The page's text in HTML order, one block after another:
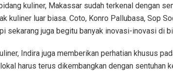
kuliner, Makassar sudah terkenal dengan
kuliner luar biasa. Coto, Konro Pallubasa, Sop
sekarang juga begitu banyak inovasi-inovasi di
Indira juga memberikan perhatian khusus
harus terus dikembangkan dengan sentuhan